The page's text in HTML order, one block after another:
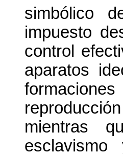
simbólico
impuesto
control
aparatos
mientras